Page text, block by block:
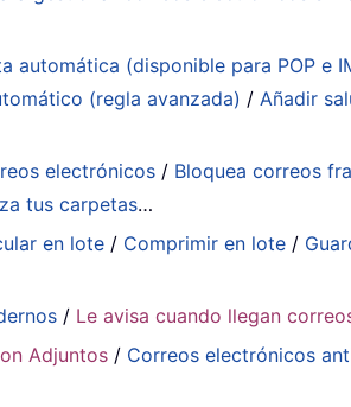
automática (disponible para POP e
(regla avanzada) /Añadir
electrónicos / Bloquea correos
tus carpetas…
en lote / Comprimir en lote /
/ Le avisa cuando llegan
Adjuntos / Correos electrónicos